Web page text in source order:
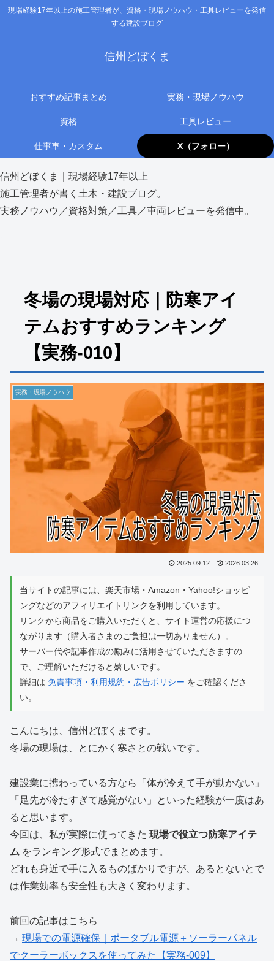
現場経験17年以上の施工管理者が、資格・現場ノウハウ・工具レビューを発信
する建設ブログ
信州どぼくま
おすすめ記事まとめ 実務・現場ノウハウ
資格 工具レビュー
仕事車・カスタム X（フォロー）
信州どぼくま｜現場経験17年以上
施工管理者が書く土木・建設ブログ。
実務ノウハウ／資格対策／工具／車両レビューを発信中。
冬場の現場対応｜防寒アイ
テムおすすめランキング
【実務-010】
実務・現場ノウハウ
2025.09.12 2026.03.26
当サイトの記事には、楽天市場・Amazon・Yahoo!ショッピ
ングなどのアフィリエイトリンクを利用しています。
リンクから商品をご購入いただくと、サイト運営の応援につ
ながります（購入者さまのご負担は一切ありません）。
サーバー代や記事作成の励みに活用させていただきますの
で、ご理解いただけると嬉しいです。
詳細は 免責事項・利用規約・広告ポリシー をご確認くださ
い。
こんにちは、信州どぼくまです。
冬場の現場は、とにかく寒さとの戦いです。
建設業に携わっている方なら「体が冷えて手が動かない」
「足先が冷たすぎて感覚がない」といった経験が一度はあ
ると思います。
今回は、私が実際に使ってきた 現場で役立つ防寒アイテ
ム をランキング形式でまとめます。
どれも身近で手に入るものばかりですが、あるとないとで
は作業効率も安全性も大きく変わります。
前回の記事はこちら
→ 現場での電源確保｜ポータブル電源＋ソーラーパネル
でクーラーボックスを使ってみた【実務-009】